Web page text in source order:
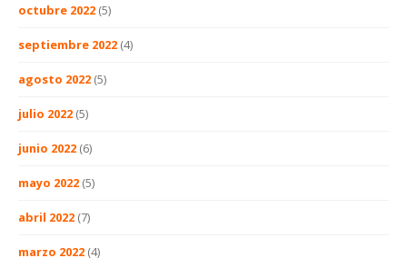
octubre 2022 (5)
septiembre 2022 (4)
agosto 2022 (5)
julio 2022 (5)
junio 2022 (6)
mayo 2022 (5)
abril 2022 (7)
marzo 2022 (4)